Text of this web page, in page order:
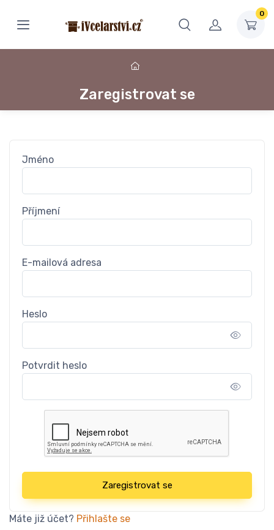
0
Zaregistrovat se
Jméno
Příjmení
E-mailová adresa
Heslo
Potvrdit heslo
Zaregistrovat se
Máte již účet? Přihlašte se